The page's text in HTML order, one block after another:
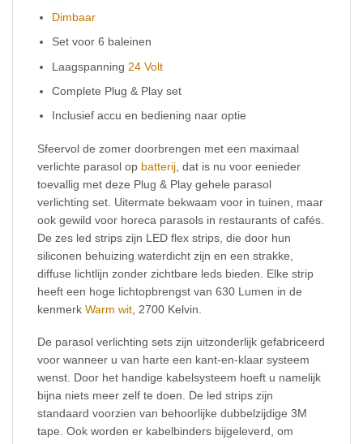
Dimbaar
Set voor 6 baleinen
Laagspanning 24 Volt
Complete Plug & Play set
Inclusief accu en bediening naar optie
Sfeervol de zomer doorbrengen met een maximaal
verlichte parasol op batterij , dat is nu voor eenieder
toevallig met deze Plug & Play gehele parasol
verlichting set. Uitermate bekwaam voor in tuinen, maar
ook gewild voor horeca parasols in restaurants of cafés.
De zes led strips zijn LED flex strips, die door hun
siliconen behuizing waterdicht zijn en een strakke,
diffuse lichtlijn zonder zichtbare leds bieden. Elke strip
heeft een hoge lichtopbrengst van 630 Lumen in de
kenmerk Warm wit , 2700 Kelvin.
De parasol verlichting sets zijn uitzonderlijk gefabriceerd
voor wanneer u van harte een kant-en-klaar systeem
wenst. Door het handige kabelsysteem hoeft u namelijk
bijna niets meer zelf te doen. De led strips zijn
standaard voorzien van behoorlijke dubbelzijdige 3M
tape. Ook worden er kabelbinders bijgeleverd, om